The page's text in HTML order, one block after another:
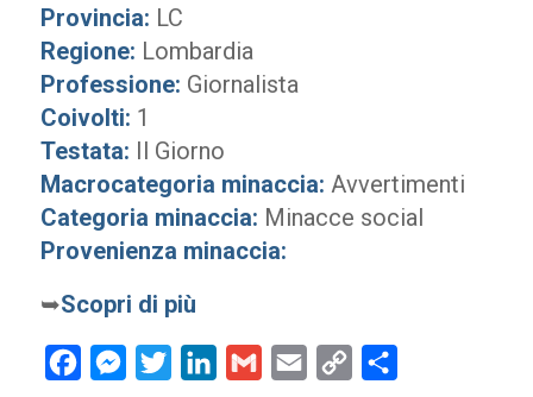
Provincia: LC
Regione: Lombardia
Professione: Giornalista
Coivolti: 1
Testata: Il Giorno
Macrocategoria minaccia: Avvertimenti
Categoria minaccia: Minacce social
Provenienza minaccia:
➥Scopri di più
FacebookMessenger
Twitter LinkedInGmail Email
Copy